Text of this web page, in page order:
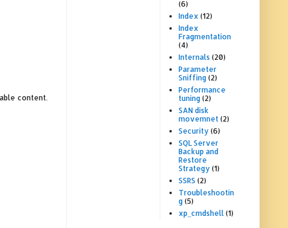
content.
(6)
Index (12)
Index
Fragmentation
(4)
Internals (20)
Parameter
Sniffing (2)
Performance
tuning (2)
SAN disk
movemnet (2)
Security (6)
SQL Server
Backup and
Restore
Strategy (1)
SSRS (2)
Troubleshootin
g (5)
xp_cmdshell (1)